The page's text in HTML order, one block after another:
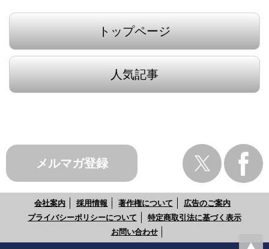
トップページ
人気記事
メルマガ登録
会社案内 採用情報 著作権について
広告のご案内
プライバシーポリシーについて
特定商取引法に基づく表示
お問い合わせ